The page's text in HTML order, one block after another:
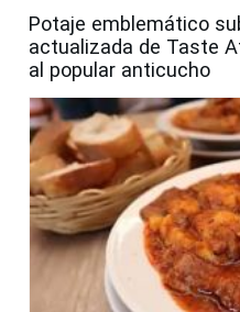
Potaje emblemático
actualizada de Taste
al popular anticucho